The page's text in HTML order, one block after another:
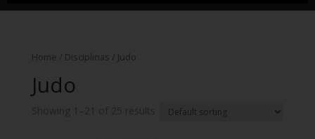
Home / Disciplinas / Judo
Judo